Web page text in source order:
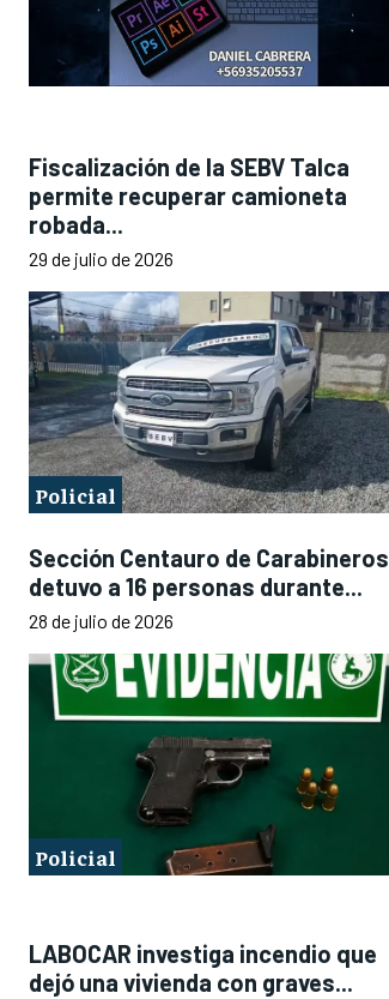
Fiscalización de la SEBV Talca
permite recuperar camioneta
robada...
29 de julio de 2026
Policial
Sección Centauro de Carabineros
detuvo a 16 personas durante...
28 de julio de 2026
Policial
LABOCAR investiga incendio que
dejó una vivienda con graves...